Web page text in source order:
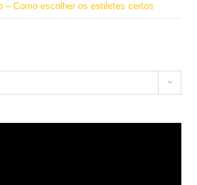
– Como escolher os estiletes certos